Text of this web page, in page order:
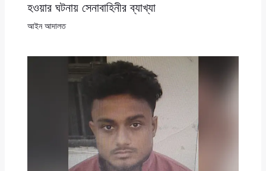
হওয়ার ঘটনায় সেনাবাহিনীর ব্যাখ্যা
আইন আদালত